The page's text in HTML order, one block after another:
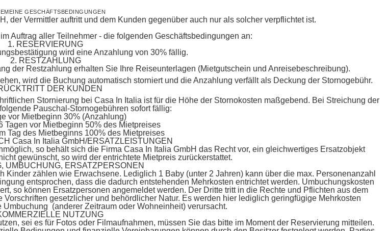
GESCHÄFTSBEDINGUNGEN
der Vermittler auftritt und dem Kunden gegenüber auch nur als solcher verpflichtet ist.
Auftrag aller Teilnehmer - die folgenden Geschäftsbedingungen an:
1. RESERVIERUNG
wird eine Anzahlung von 30% fällig.
2. RESTZAHLUNG
der Restzahlung erhalten Sie Ihre Reiseunterlagen (Mietgutschein und Anreisebeschreibung).
wird die Buchung automatisch storniert und die Anzahlung verfällt als Deckung der Stornogebühr.
DER KUNDEN
Stornierung bei Casa In Italia ist für die Höhe der Stornokosten maßgebend. Bei Streichung der
Pauschal-Stornogebühren sofort fällig:
vor Mietbeginn 30% (Anzahlung)
Tagen vor Mietbeginn 50% des Mietpreises
Tag des Mietbeginns 100% des Mietpreises
Casa In Italia GmbH/ERSATZLEISTUNGEN
so behält sich die Firma Casa In Italia GmbH das Recht vor, ein gleichwertiges Ersatzobjekt
gewünscht, so wird der entrichtete Mietpreis zurückerstattet.
UMBUCHUNG, ERSATZPERSONEN
zählen wie Erwachsene. Lediglich 1 Baby (unter 2 Jahren) kann über die max. Personenanzahl
entsprochen, dass die dadurch entstehenden Mehrkosten entrichtet werden. Umbuchungskosten
so können Ersatzpersonen angemeldet werden. Der Dritte tritt in die Rechte und Pflichten aus dem
gesetzlicher und behördlicher Natur. Es werden hier lediglich geringfügige Mehrkosten
(anderer Zeitraum oder Wohneinheit) verursacht.
NUTZUNG
sei es für Fotos oder Filmaufnahmen, müssen Sie das bitte im Moment der Reservierung mitteilen.